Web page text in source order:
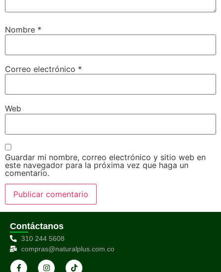
Nombre *
Correo electrónico *
Web
Guardar mi nombre, correo electrónico y sitio web en
este navegador para la próxima vez que haga un
comentario.
Contáctanos
310 244 5608
compras@naturalplus.com.co